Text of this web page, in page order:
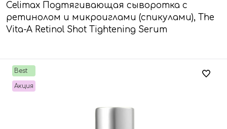
Celimax Подтягивающая сыворотка с
ретинолом и микроиглами (спикулами), The
Vita-A Retinol Shot Tightening Serum
Best
Акция